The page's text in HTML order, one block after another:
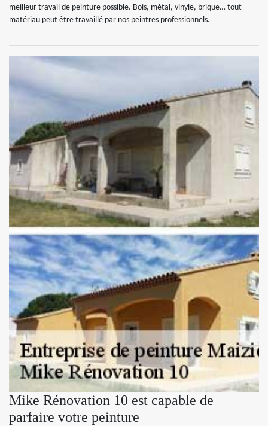
meilleur travail de peinture possible. Bois, métal, vinyle, brique… tout
matériau peut être travaillé par nos peintres professionnels.
Mike Rénovation 10 est capable de
parfaire votre peinture